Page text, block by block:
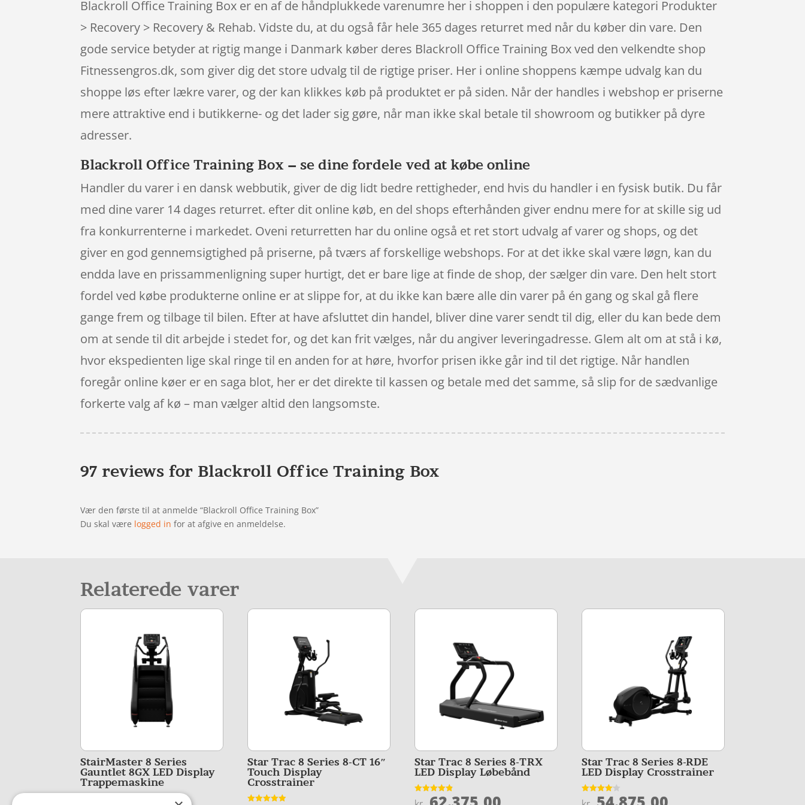
Blackroll Office Training Box er en af de håndplukkede varenumre her i shoppen i den populære kategori Produkter
> Recovery > Recovery & Rehab. Vidste du, at du også får hele 365 dages returret med når du køber din vare. Den
gode service betyder at rigtig mange i Danmark køber deres Blackroll Office Training Box ved den velkendte shop
Fitnessengros.dk, som giver dig det store udvalg til de rigtige priser. Her i online shoppens kæmpe udvalg kan du
shoppe løs efter lækre varer, og der kan klikkes køb på produktet er på siden. Når der handles i webshop er priserne
mere attraktive end i butikkerne- og det lader sig gøre, når man ikke skal betale til showroom og butikker på dyre
adresser.
Blackroll Office Training Box – se dine fordele ved at købe online
Handler du varer i en dansk webbutik, giver de dig lidt bedre rettigheder, end hvis du handler i en fysisk butik. Du får
med dine varer 14 dages returret. efter dit online køb, en del shops efterhånden giver endnu mere for at skille sig ud
fra konkurrenterne i markedet. Oveni returretten har du online også et ret stort udvalg af varer og shops, og det
giver en god gennemsigtighed på priserne, på tværs af forskellige webshops. For at det ikke skal være løgn, kan du
endda lave en prissammenligning super hurtigt, det er bare lige at finde de shop, der sælger din vare. Den helt stort
fordel ved købe produkterne online er at slippe for, at du ikke kan bære alle din varer på én gang og skal gå flere
gange frem og tilbage til bilen. Efter at have afsluttet din handel, bliver dine varer sendt til dig, eller du kan bede dem
om at sende til dit arbejde i stedet for, og det kan frit vælges, når du angiver leveringadresse. Glem alt om at stå i kø,
hvor ekspedienten lige skal ringe til en anden for at høre, hvorfor prisen ikke går ind til det rigtige. Når handlen
foregår online køer er en saga blot, her er det direkte til kassen og betale med det samme, så slip for de sædvanlige
forkerte valg af kø – man vælger altid den langsomste.
97 reviews forBlackroll Office Training Box
Vær den første til at anmelde “Blackroll Office Training Box”
Du skal være logged in for at afgive en anmeldelse.
Relaterede varer
StairMaster 8 Series
Gauntlet 8GX LED Display
Trappemaskine
Star Trac 8 Series 8-CT 16″
Touch Display
Crosstrainer
Star Trac 8 Series 8-TRX
LED Display Løbebånd
Vurderet
Star Trac 8 Series 8-RDE
LED Display Crosstrainer
Vurderet